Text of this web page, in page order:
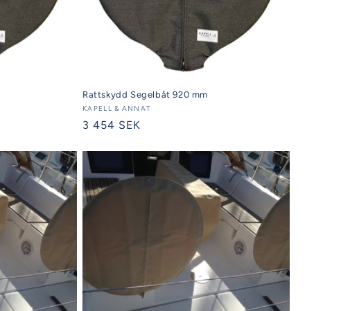
Rattskydd Segelbåt 920 mm
Säljare:
KAPELL & ANNAT
Ordinarie
3 454 SEK